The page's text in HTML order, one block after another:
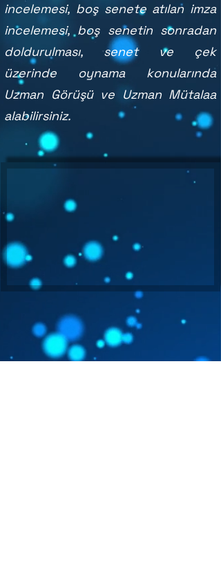
incelemesi, boş senete atılan imza
incelemesi, boş senetin sonradan
doldurulması, senet ve çek
üzerinde oynama konularında
Uzman Görüşü ve Uzman Mütalaa
alabilirsiniz.